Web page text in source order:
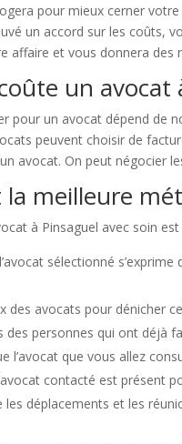
pour mieux cerner
un accord sur les coûts,
affaire et vous donnera des
un avocat
pour un avocat dépend de
peuvent choisir de
avocat. On peut négocier
la meilleure
à Pinsaguel avec soin
sélectionné
des avocats pour dénicher
des personnes qui ont déjà
l’avocat que vous allez
contacté est présent
les déplacements et les